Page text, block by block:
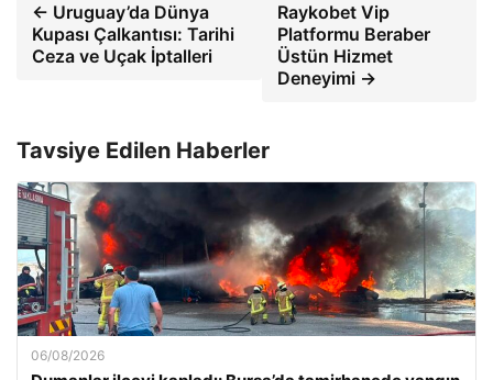
← Uruguay’da Dünya
Kupası Çalkantısı: Tarihi
Ceza ve Uçak İptalleri
Raykobet Vip
Platformu Beraber
Üstün Hizmet
Deneyimi →
Tavsiye Edilen Haberler
06/08/2026